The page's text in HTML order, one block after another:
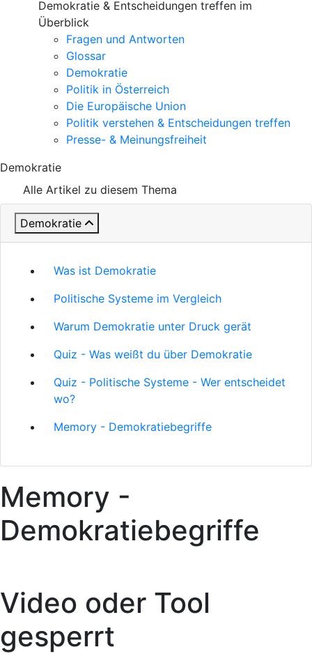
Demokratie & Entscheidungen treffen im
Überblick
Fragen und Antworten
Glossar
Demokratie
Politik in Österreich
Die Europäische Union
Politik verstehen & Entscheidungen treffen
Presse- & Meinungsfreiheit
Demokratie
Alle Artikel zu diesem Thema
Demokratie
Was ist Demokratie
Politische Systeme im Vergleich
Warum Demokratie unter Druck gerät
Quiz - Was weißt du über Demokratie
Quiz - Politische Systeme - Wer entscheidet
wo?
Memory - Demokratiebegriffe
Memory -
Demokratiebegriffe
Video oder Tool
gesperrt